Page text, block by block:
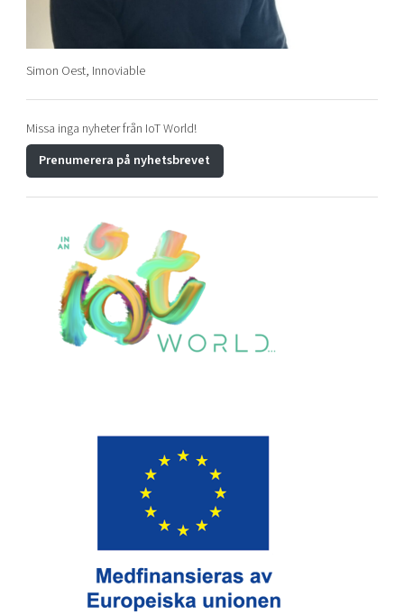
Simon Oest, Innoviable
Missa inga nyheter från IoT World!
Prenumerera på nyhetsbrevet